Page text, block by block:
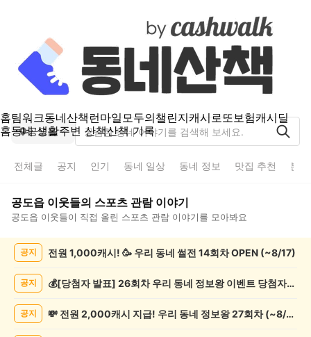
홈팀워크동네산책런마일모두의챌린지캐시로또보험캐시딜
홈동네 생활주변 산책산책 기록
공도읍
전체글 공지 인기 동네 일상 동네 정보 맛집 추천 분
공도읍 이웃들의 스포츠 관람이야기
공도읍 이웃들이 직접 올린 스포츠 관람 이야기를 모아봐요
공지 전원 1,000캐시! 🥳 우리 동네 썰전 14회차 OPEN (~8/17)
공지 💰[당첨자 발표] 26회차 우리 동네 정보왕 이벤트 당첨자를 발표합니다!
공지 💸 전원 2,000캐시 지급! 우리 동네 정보왕 27회차 (~8/10)